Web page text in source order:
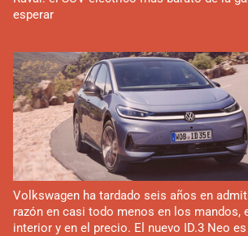
esperar
Volkswagen ha tardado seis años en
razón en casi todo menos en los mandos,
interior y en el precio. El nuevo ID.3 Neo